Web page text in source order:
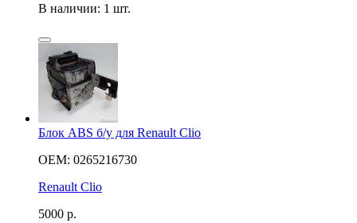
В наличии: 1 шт.
Блок ABS б/у для Renault Clio
OEM: 0265216730
Renault Clio
5000 р.